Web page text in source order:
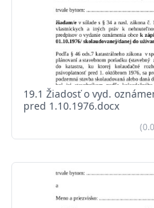
19.1 Žiadosť o vyd.
pred 1.10.1976.docx